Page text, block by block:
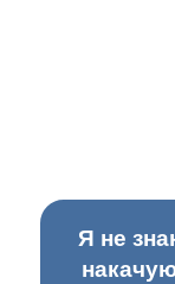
Я не